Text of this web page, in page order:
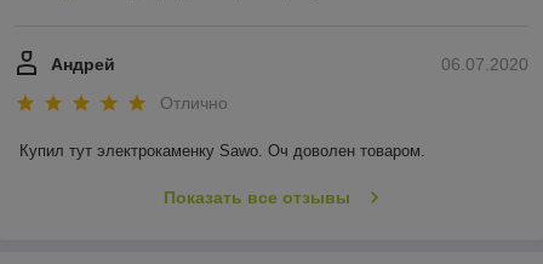
06.07.2020
Андрей
Отлично
Купил тут электрокаменку Sawo. Оч доволен товаром.
Показать все отзывы